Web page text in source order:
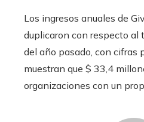
Los ingresos anuales de
duplicaron con respecto al
del año pasado, con cifras
muestran que $ 33,4
organizaciones con un